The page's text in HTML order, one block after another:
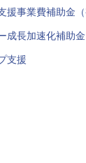
事業費補助金（
長加速化補助
支援